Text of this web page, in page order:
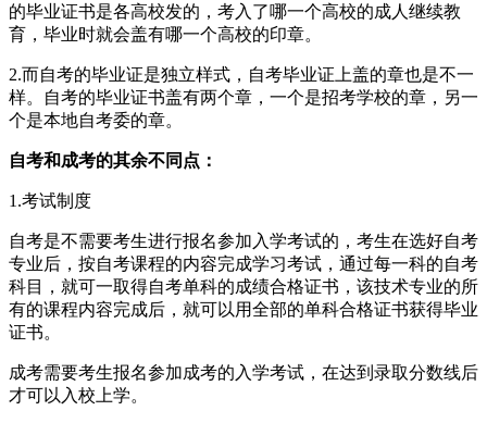
的毕业证书是各高校发的，考入了哪一个高校的成人继续教
育，毕业时就会盖有哪一个高校的印章。
2.而自考的毕业证是独立样式，自考毕业证上盖的章也是不一
样。自考的毕业证书盖有两个章，一个是招考学校的章，另一
个是本地自考委的章。
自考和成考的其余不同点：
1.考试制度
自考是不需要考生进行报名参加入学考试的，考生在选好自考
专业后，按自考课程的内容完成学习考试，通过每一科的自考
科目，就可一取得自考单科的成绩合格证书，该技术专业的所
有的课程内容完成后，就可以用全部的单科合格证书获得毕业
证书。
成考需要考生报名参加成考的入学考试，在达到录取分数线后
才可以入校上学。